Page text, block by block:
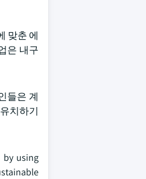
맞춘 에
은 내구
들은 계
치하기
using